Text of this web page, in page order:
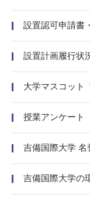
設置認可申請書
設置計画履行状
大学マスコット
授業アンケート
吉備国際大学 名
吉備国際大学の